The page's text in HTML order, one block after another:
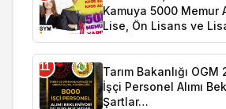
Kamuya 5000 Memur
Lise, Ön Lisans ve
11
Tarım Bakanlığı OGM
İşçi Personel Alımı
Şartlar…